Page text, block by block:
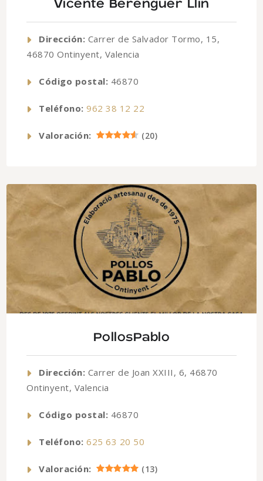
Vicente Berenguer Llin
Dirección: Carrer de Salvador Tormo, 15,
46870 Ontinyent, Valencia
Código postal: 46870
Teléfono: 962 38 12 22
Valoración: (20)
PollosPablo
Dirección: Carrer de Joan XXIII, 6, 46870
Ontinyent, Valencia
Código postal: 46870
Teléfono: 625 63 20 50
Valoración: (13)